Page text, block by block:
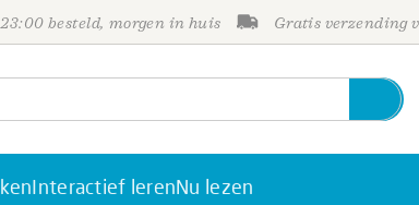
besteld, morgen in huis Gratis verzending
Interactief lerenNu lezen